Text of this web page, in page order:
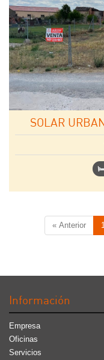
SOLAR
« Anterior 1
Información
Empresa
Oficinas
Servicios